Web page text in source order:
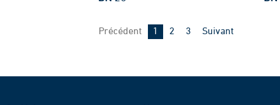
Précédent Page
1 Page
2 Page
3 Suivant